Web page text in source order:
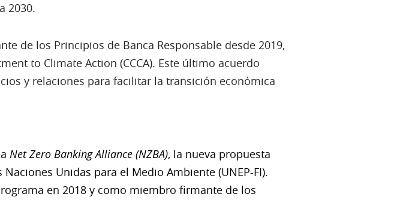
2030.
de los Principios de Banca Responsable desde 2019,
to Climate Action (CCCA). Este último acuerdo
y relaciones para facilitar la transición económica
Net Zero Banking Alliance (NZBA), la nueva propuesta
Unidas para el Medio Ambiente (UNEP-FI).
en 2018 y como miembro firmante de los